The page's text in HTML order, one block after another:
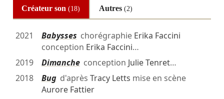
Créateur son(18) Autres (2)
2021 Babysses chorégraphie Erika Faccini
conception Erika Faccini…
2019
Dimancheconception Julie Tenret…
2018
Bugd'après Tracy Letts mise en scène
Aurore Fattier